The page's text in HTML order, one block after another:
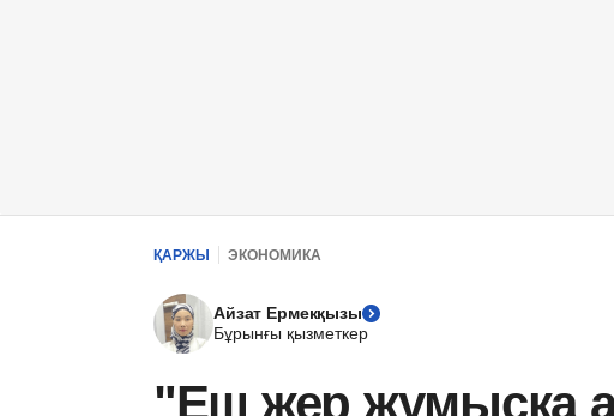
ҚАРЖЫ ЭКОНОМИКА
Айзат Ермекқызы
Бұрынғы қызметкер
"Еш жер жұмысқа